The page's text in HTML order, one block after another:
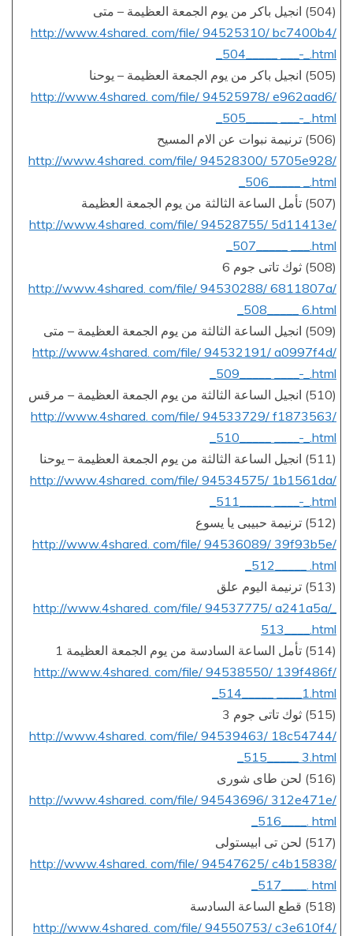
(504) انجيل باكر من يوم الجمعة العظيمة – متى
http://www.4shared. com/file/ 94525310/ bc7400b4/
_504_____ ___-_.html
(505) انجيل باكر من يوم الجمعة العظيمة – يوحنا
http://www.4shared. com/file/ 94525978/ e962aad6/
_505_____ ___-_.html
(506) ترنيمة نبوات عن الام المسيح
http://www.4shared. com/file/ 94528300/ 5705e928/
_506_____ _.html
(507) تأمل الساعة الثالثة من يوم الجمعة العظيمة
http://www.4shared. com/file/ 94528755/ 5d11413e/
_507_____ ___.html
(508) ثوك تاتى جوم 6
http://www.4shared. com/file/ 94530288/ 6811807a/
_508_____ 6.html
(509) انجيل الساعة الثالثة من يوم الجمعة العظيمة – متى
http://www.4shared. com/file/ 94532191/ a0997f4d/
_509_____ ____-_.html
(510) انجيل الساعة الثالثة من يوم الجمعة العظيمة – مرقس
http://www.4shared. com/file/ 94533729/ f1873563/
_510_____ ____-_.html
(511) انجيل الساعة الثالثة من يوم الجمعة العظيمة – يوحنا
http://www.4shared. com/file/ 94534575/ 1b1561da/
_511_____ ____-_.html
(512) ترنيمة حبيبى يا يسوع
http://www.4shared. com/file/ 94536089/ 39f93b5e/
_512_____ .html
(513) ترنيمة اليوم علق
http://www.4shared. com/file/ 94537775/ a241a5a/_
513____.html
(514) تأمل الساعة السادسة من يوم الجمعة العظيمة 1
http://www.4shared. com/file/ 94538550/ 139f486f/
_514_____ ____1.html
(515) ثوك تاتى جوم 3
http://www.4shared. com/file/ 94539463/ 18c54744/
_515_____ 3.html
(516) لحن طاى شورى
http://www.4shared. com/file/ 94543696/ 312e471e/
_516____. html
(517) لحن تى ابيستولى
http://www.4shared. com/file/ 94547625/ c4b15838/
_517____. html
(518) قطع الساعة السادسة
http://www.4shared. com/file/ 94550753/ c3e610f4/